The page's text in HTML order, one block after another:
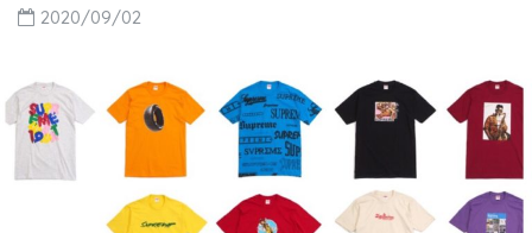
2020/09/02